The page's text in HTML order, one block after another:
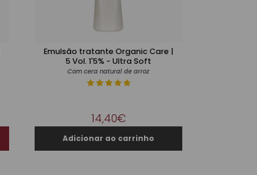
Emulsão tratante Organic Care |
5 Vol. 1'5% - Ultra Soft
Com cera natural de arroz
14,40€